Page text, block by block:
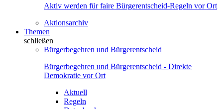
Aktiv werden für faire Bürgerentscheid-Regeln vor Ort
Aktionsarchiv
Themen
schließen
Bürgerbegehren und Bürgerentscheid
Bürgerbegehren und Bürgerentscheid - Direkte
Demokratie vor Ort
Aktuell
Regeln